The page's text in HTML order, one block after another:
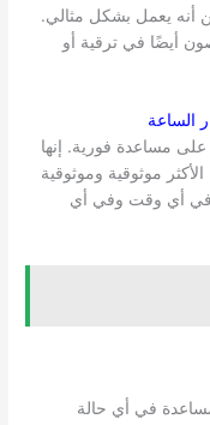
أنه يعمل بشكل مثالي.
أيضًا في ترقية أو
الساعة
مساعدة فورية. إنها
الأكثر موثوقية وموثوقية
في أي وقت وفي أي
في أي حالة